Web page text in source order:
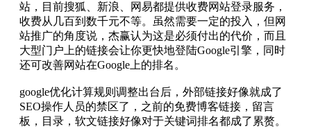
站，目前搜狐、新浪、网易都提供收费网站登录服务，
收费从几百到数千元不等。虽然需要一定的投入，但网
站推广的角度说，杰赢认为这是必须付出的代价，而且
大型门户上的链接会让你更快地登陆Google引擎，同时
还可改善网站在Google上的排名。
google优化计算规则调整出台后，外部链接好像就成了
SEO操作人员的禁区了，之前的免费博客链接，留言
板，目录，软文链接好像对于关键词排名都成了累赘。